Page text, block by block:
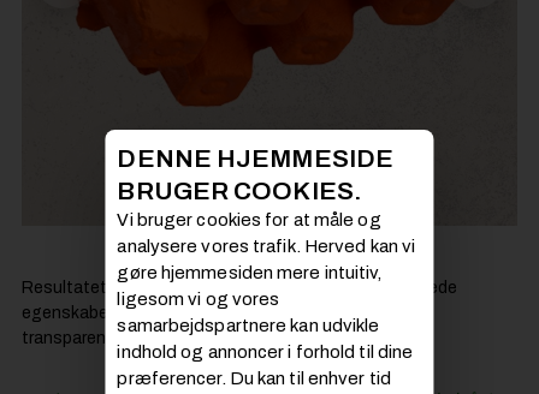
Resultatet er en homogen fibergipsplade med ensartede
egenskaber på tværs af hele pladen og giver samtidig
transparens i forhold til indhold og dokumentation.
Læs også:
DENNE HJEMMESIDE
BRUGER COOKIES.
Vi bruger cookies for at måle og
analysere vores trafik. Herved kan vi
gøre hjemmesiden mere intuitiv,
ligesom vi og vores
samarbejdspartnere kan udvikle
indhold og annoncer i forhold til dine
præferencer. Du kan til enhver tid